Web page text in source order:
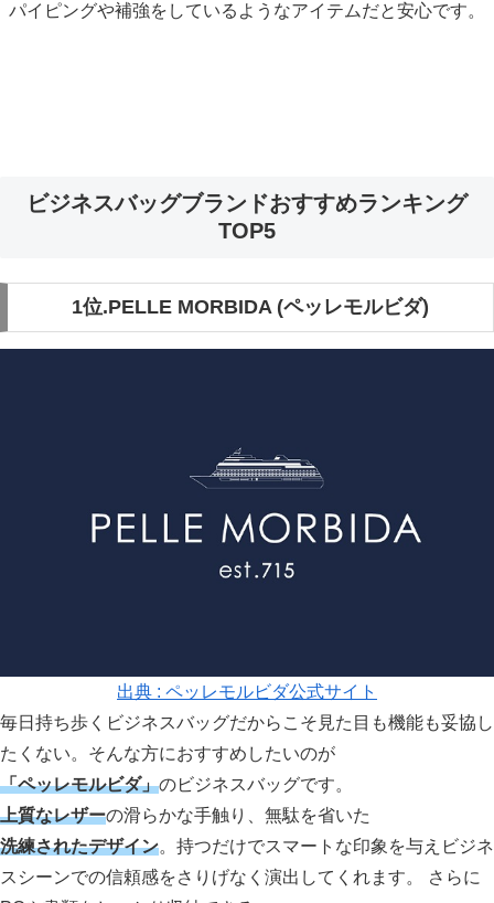
パイピングや補強をしているようなアイテムだと安心です。
ビジネスバッグブランドおすすめランキング
TOP5
1位.PELLE MORBIDA (ペッレモルビダ)
出典 : ペッレモルビダ公式サイト
毎日持ち歩くビジネスバッグだからこそ見た目も機能も妥協し
たくない。そんな方におすすめしたいのが
「ペッレモルビダ」のビジネスバッグです。
上質なレザーの滑らかな手触り、無駄を省いた
洗練されたデザイン。持つだけでスマートな印象を与えビジネ
スシーンでの信頼感をさりげなく演出してくれます。 さらに